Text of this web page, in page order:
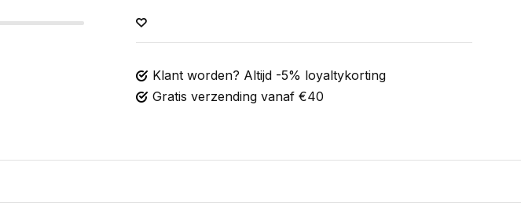
Klant worden? Altijd -5% loyaltykorting
Gratis verzending vanaf €40